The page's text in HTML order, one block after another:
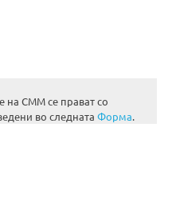
на СММ се прават со
во следната Форма.